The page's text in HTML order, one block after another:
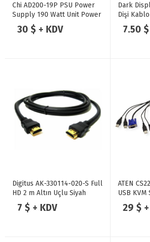
Chi AD200-19P PSU Power
Supply 190 Watt Unit Power
Supply AC Adapter 4-Pin
19V 10A-
30 $ + KDV
Dark
Dişi Kablo
7.50
Digitus AK-330114-020-S Full
HD 2 m Altın Uçlu Siyah
HDMI Kablo
7 $ + KDV
ATEN
USB KVM
29 $